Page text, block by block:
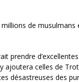
de
prendre
ajoutera celles de
désastreuses des